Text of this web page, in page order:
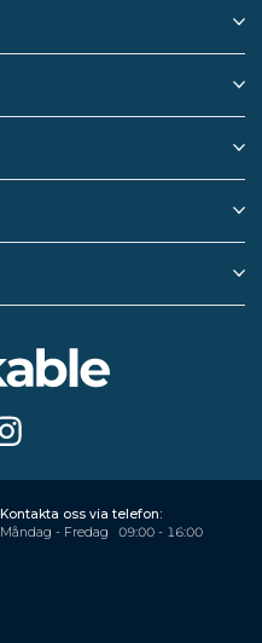
Kontakta oss via telefon:
Måndag - Fredag
09:00 - 16:00